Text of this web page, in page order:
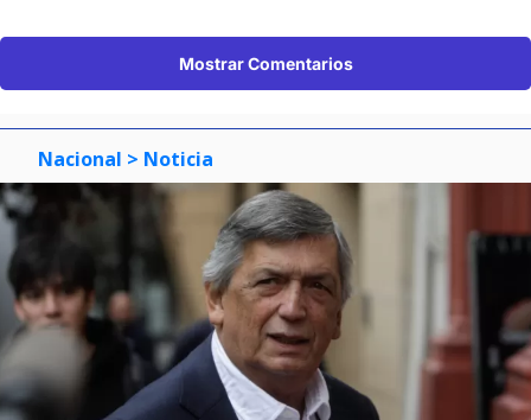
Mostrar Comentarios
Nacional > Noticia